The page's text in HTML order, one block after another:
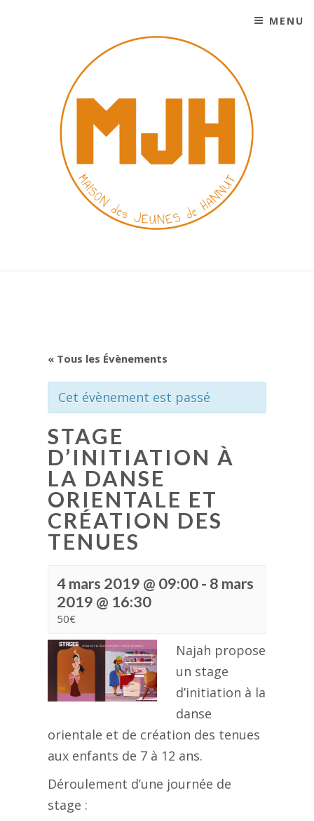
MENU
« Tous les Évènements
Cet évènement est passé
STAGE
D’INITIATION À
LA DANSE
ORIENTALE ET
CRÉATION DES
TENUES
4 mars 2019 @ 09:00- 8 mars
2019 @ 16:30
50€
Najah propose
un stage
d’initiation à la
danse
orientale et de création des tenues
aux enfants de 7 à 12 ans.
Déroulement d’une journée de
stage :